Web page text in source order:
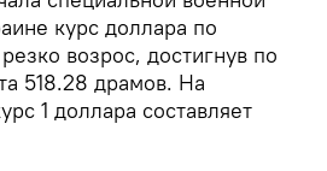
курс доллара по
возрос, достигнув по
518.28 драмов. На
1 доллара составляет